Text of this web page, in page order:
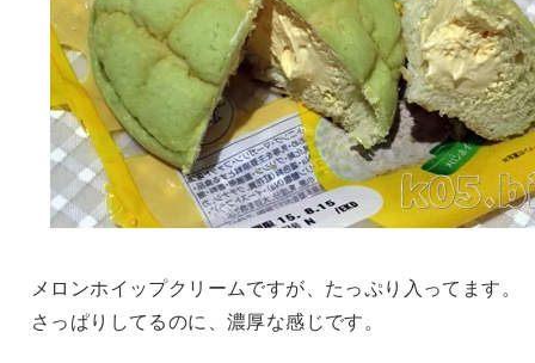
メロンホイップクリームですが、たっぷり入ってます。
さっぱりしてるのに、濃厚な感じです。